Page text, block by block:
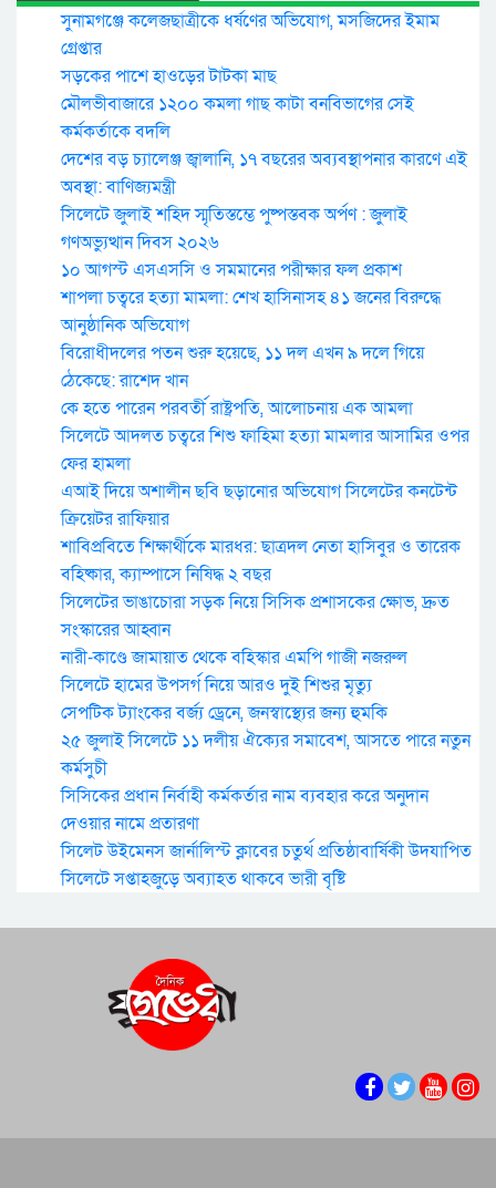
সুনামগঞ্জে কলেজছাত্রীকে ধর্ষণের অভিযোগ, মসজিদের ইমাম
গ্রেপ্তার
সড়কের পাশে হাওড়ের টাটকা মাছ
মৌলভীবাজারে ১২০০ কমলা গাছ কাটা বনবিভাগের সেই
কর্মকর্তাকে বদলি
দেশের বড় চ্যালেঞ্জ জ্বালানি, ১৭ বছরের অব্যবস্থাপনার কারণে এই
অবস্থা: বাণিজ্যমন্ত্রী
সিলেটে জুলাই শহিদ স্মৃতিস্তম্ভে পুষ্পস্তবক অর্পণ : জুলাই
গণঅভ্যুত্থান দিবস ২০২৬
১০ আগস্ট এসএসসি ও সমমানের পরীক্ষার ফল প্রকাশ
শাপলা চত্বরে হত্যা মামলা: শেখ হাসিনাসহ ৪১ জনের বিরুদ্ধে
আনুষ্ঠানিক অভিযোগ
বিরোধীদলের পতন শুরু হয়েছে, ১১ দল এখন ৯ দলে গিয়ে
ঠেকেছে: রাশেদ খান
কে হতে পারেন পরবর্তী রাষ্ট্রপতি, আলোচনায় এক আমলা
সিলেটে আদলত চত্বরে শিশু ফাহিমা হত্যা মামলার আসামির ওপর
ফের হামলা
এআই দিয়ে অশালীন ছবি ছড়ানোর অভিযোগ সিলেটের কনটেন্ট
ক্রিয়েটর রাফিয়ার
শাবিপ্রবিতে শিক্ষার্থীকে মারধর: ছাত্রদল নেতা হাসিবুর ও তারেক
বহিষ্কার, ক্যাম্পাসে নিষিদ্ধ ২ বছর
সিলেটের ভাঙাচোরা সড়ক নিয়ে সিসিক প্রশাসকের ক্ষোভ, দ্রুত
সংস্কারের আহ্বান
নারী-কাণ্ডে জামায়াত থেকে বহিস্কার এমপি গাজী নজরুল
সিলেটে হামের উপসর্গ নিয়ে আরও দুই শিশুর মৃত্যু
সেপটিক ট্যাংকের বর্জ্য ড্রেনে, জনস্বাস্থ্যের জন্য হুমকি
২৫ জুলাই সিলেটে ১১ দলীয় ঐক্যের সমাবেশ, আসতে পারে নতুন
কর্মসুচী
সিসিকের প্রধান নির্বাহী কর্মকর্তার নাম ব্যবহার করে অনুদান
দেওয়ার নামে প্রতারণা
সিলেট উইমেনস জার্নালিস্ট ক্লাবের চতুর্থ প্রতিষ্ঠাবার্ষিকী উদযাপিত
সিলেটে সপ্তাহজুড়ে অব্যাহত থাকবে ভারী বৃষ্টি